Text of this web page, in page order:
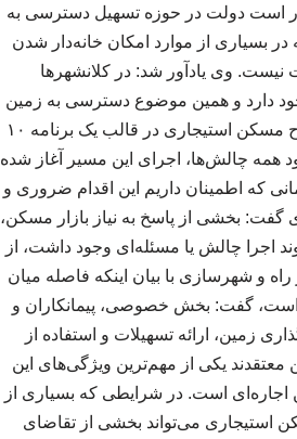
است دولت در حوزه تسهیل دسترسی به
بسیاری از موارد امکان خانه‌دار شدن
نیست. وی یادآور شد: در کلانشهرها
دارد و همین موضوع دسترسی به زمین
را دشوار کرده است. بر همین اساس، با مصوبه شورای‌عالی مسکن، اجرای طرح مسکن استیجاری در قالب یک برنامه ۱۰
همه چالش‌ها، اجرای این مسیر آغاز شده
که اطمینان داریم این اقدام ضروری و
بخشی از پاسخ به نیاز بازار مسکن،
اجرا چالش یا مسئله‌ای وجود داشت، از
و شهرسازی با بیان اینکه فاصله میان
زیاد است، گفت: بخش خصوصی، پیمانکاران و
زمین، ارائه تسهیلات و استفاده از
یکی از مهم‌ترین ویژگی‌های این
است. در شرایطی که بسیاری از
استیجاری می‌تواند بخشی از تقاضای